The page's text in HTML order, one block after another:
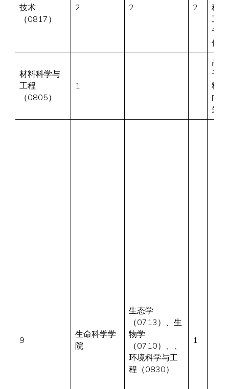
技术
（0817）
2 2 2
程与
工艺
专业
优先
材料科学与
工程
（0805）
1
高分
子材
料方
向优
先
9
生命科学学
院
生态学
（0713）、生
物学
（0710）、、
环境科学与工
程（0830）
1